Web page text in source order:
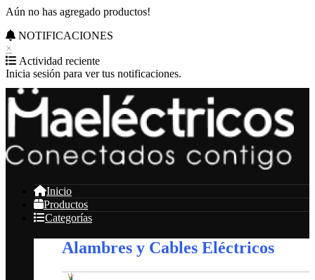
Aún no has agregado productos!
NOTIFICACIONES
×
Actividad reciente
Inicia sesión para ver tus notificaciones.
Inicio
Productos
Categorías
Alambres y Cables Eléctricos